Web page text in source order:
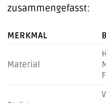
zusammengefasst:
MERKMAL
Material